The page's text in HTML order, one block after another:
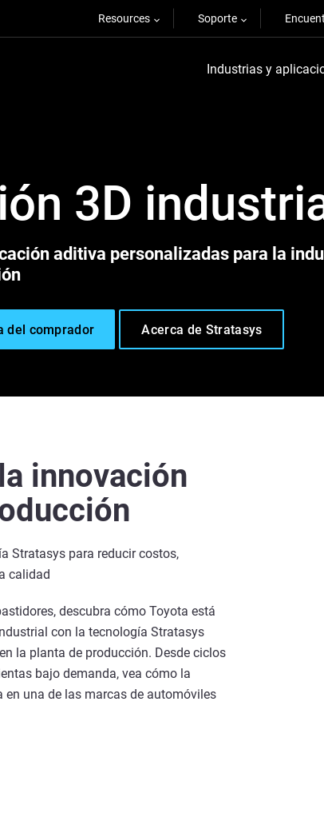
Resources Soporte
Industrias y
3D
aditiva personalizadas para la
del comprador Acerca de Stratasys
innovación
Stratasys para reducir costos,
calidad
descubra cómo Toyota está
con la tecnología Stratasys
la planta de producción. Desde ciclos
bajo demanda, vea cómo la
una de las marcas de automóviles